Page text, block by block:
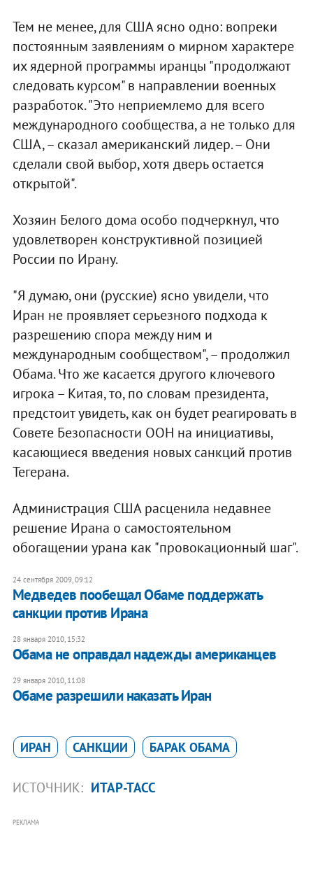
Тем не менее, для США ясно одно: вопреки
постоянным заявлениям о мирном характере
их ядерной программы иранцы "продолжают
следовать курсом" в направлении военных
разработок. "Это неприемлемо для всего
международного сообщества, а не только для
США, – сказал американский лидер. – Они
сделали свой выбор, хотя дверь остается
открытой".
Хозяин Белого дома особо подчеркнул, что
удовлетворен конструктивной позицией
России по Ирану.
"Я думаю, они (русские) ясно увидели, что
Иран не проявляет серьезного подхода к
разрешению спора между ним и
международным сообществом", – продолжил
Обама. Что же касается другого ключевого
игрока – Китая, то, по словам президента,
предстоит увидеть, как он будет реагировать в
Совете Безопасности ООН на инициативы,
касающиеся введения новых санкций против
Тегерана.
Администрация США расценила недавнее
решение Ирана о самостоятельном
обогащении урана как "провокационный шаг".
24 сентября 2009, 09:12
Медведев пообещал Обаме поддержать
санкции против Ирана
28 января 2010, 15:32
Обама не оправдал надежды американцев
29 января 2010, 11:08
Обаме разрешили наказать Иран
ИРАН САНКЦИИ БАРАК ОБАМА
ИСТОЧНИК: ИТАР-ТАСС
РЕКЛАМА